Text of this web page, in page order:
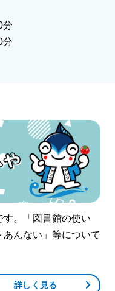
分
分
す。「図書館の使い
んない」等について
詳しく見る